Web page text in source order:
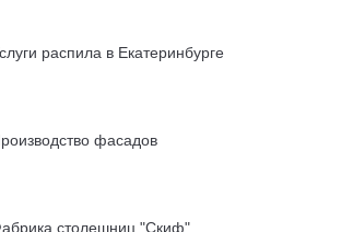
распила в Екатеринбурге
фасадов
столешниц "Скиф"